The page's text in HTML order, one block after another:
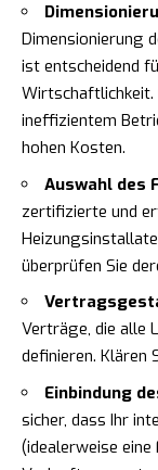
Dimensionierung
ist entscheidend
Wirtschaftlichkeit.
ineffizientem
hohen Kosten.
Auswahl des
zertifizierte und
überprüfen Sie
Verträge, die alle
definieren. Klären
Einbindung
sicher, dass Ihr
(idealerweise eine